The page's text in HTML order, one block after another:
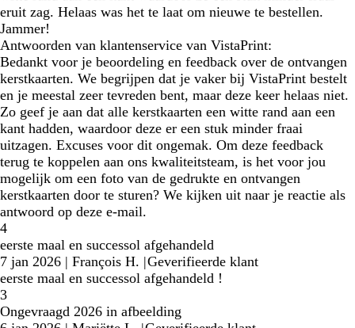
eruit zag. Helaas was het te laat om nieuwe te bestellen.
Jammer!
Antwoorden van klantenservice van VistaPrint:
Bedankt voor je beoordeling en feedback over de ontvangen
kerstkaarten. We begrijpen dat je vaker bij VistaPrint bestelt
en je meestal zeer tevreden bent, maar deze keer helaas niet.
Zo geef je aan dat alle kerstkaarten een witte rand aan een
kant hadden, waardoor deze er een stuk minder fraai
uitzagen. Excuses voor dit ongemak. Om deze feedback
terug te koppelen aan ons kwaliteitsteam, is het voor jou
mogelijk om een foto van de gedrukte en ontvangen
kerstkaarten door te sturen? We kijken uit naar je reactie als
antwoord op deze e-mail.
4
eerste maal en successol afgehandeld
7 jan 2026 | François H. |Geverifieerde klant
eerste maal en successol afgehandeld !
3
Ongevraagd 2026 in afbeelding